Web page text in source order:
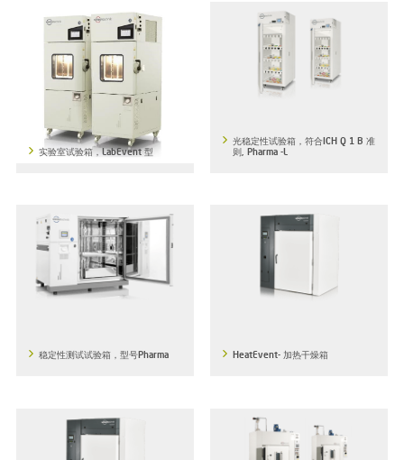
实验室试验箱，LabEvent 型
光稳定性试验箱，符合ICH Q 1 B 准
则, Pharma -L
稳定性测试试验箱，型号Pharma HeatEvent- 加热干燥箱